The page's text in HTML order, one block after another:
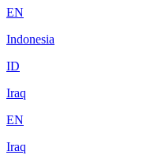
EN
Indonesia
ID
Iraq
EN
Iraq